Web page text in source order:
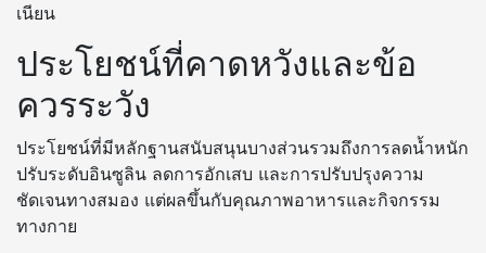
เนียน
ประโยชน์ที่คาดหวังและข้อ
ควรระวัง
ประโยชน์ที่มีหลักฐานสนับสนุนบางส่วนรวมถึงการลดน้ำหนัก
ปรับระดับอินซูลิน ลดการอักเสบ และการปรับปรุงความ
ชัดเจนทางสมอง แต่ผลขึ้นกับคุณภาพอาหารและกิจกรรม
ทางกาย